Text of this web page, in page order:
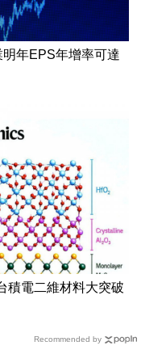
積電二維材料大突破
Recommended by